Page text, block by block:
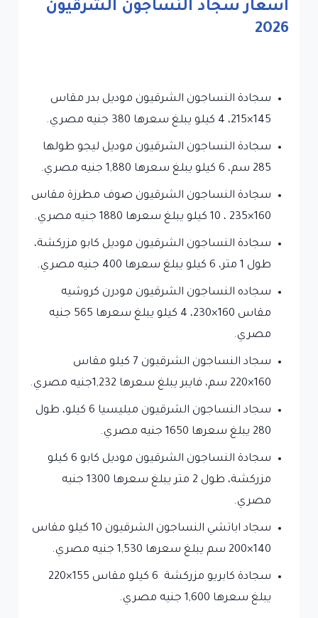
اسعار سجاد النساجون الشرقيون
2026
سجادة النساجون الشرقيون موديل بدر مقاس
145×215، 4 كيلو يبلغ سعرها 380 جنيه مصري.
سجادة النساجون الشرقيون موديل ليجو طولها
285 سم، 6 كيلو يبلغ سعرها 1,880 جنيه مصري.
سجادة النساجون الشرقيون صوف مطرزة مقاس
160×235 ، 10 كيلو يبلغ سعرها 1880 جنيه مصري.
سجادة النساجون الشرقيون موديل كابو مزركشة،
طول 1 متر، 6 كيلو يبلغ سعرها 400 جنيه مصري.
سجاده النساجون الشرقيون مودرن كروشيه
مقاس 160×230، 4 كيلو يبلغ سعرها 565 جنيه
مصري.
سجاد النساجون الشرقيون 7 كيلو مقاس
160×220 سم، فايبر يبلغ سعرها 1,232جنيه مصري.
سجاد النساجون الشرقيون ميليسيا 6 كيلو، طول
280 يبلغ سعرها 1650 جنيه مصري.
سجادة النساجون الشرقيون موديل كابو 6 كيلو
مزركشة، طول 2 متر يبلغ سعرها 1300 جنيه
مصري.
سجاد اباتشي النساجون الشرقيون 10 كيلو مقاس
140×200 سم يبلغ سعرها 1,530 جنيه مصري.
سجادة كابريو مزركشة 6 كيلو مقاس 155×220
يبلغ سعرها 1,600 جنيه مصري.